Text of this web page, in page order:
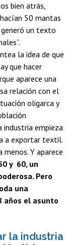
bien atrás,
50 mantas
un texto
la idea de que
que hacer
aparece una
relación con el
oligarca y
industria empieza
a exportar textil.
Y aparece
y 60, un
Pero
una
años el asunto
la industria